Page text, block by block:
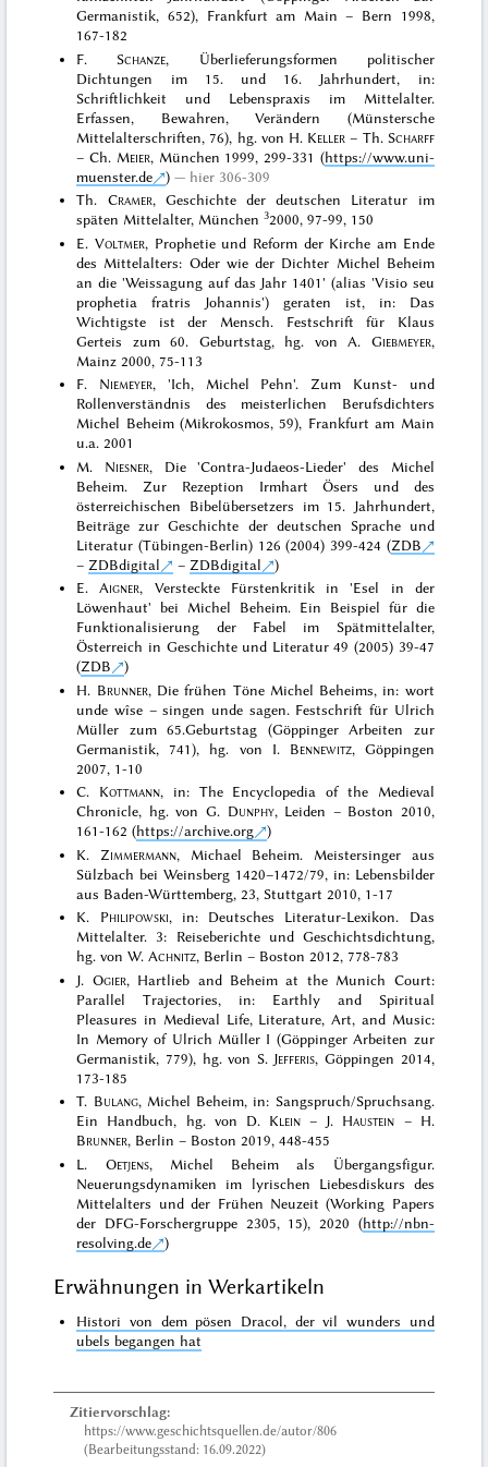
Germanistik, 652), Frankfurt am Main – Bern 1998,
167-182
F. Schanze, Überlieferungsformen politischer
Dichtungen im 15. und 16. Jahrhundert, in:
Schriftlichkeit und Lebenspraxis im Mittelalter.
Erfassen, Bewahren, Verändern (Münstersche
Mittelalterschriften, 76), hg. von H. Keller – Th. Scharff
– Ch. Meier, München 1999, 299-331 (https://www.uni-
muenster.de
)
hier 306-309
Th. Cramer, Geschichte der deutschen Literatur im
späten Mittelalter, München32000, 97-99, 150
E. Voltmer, Prophetie und Reform der Kirche am Ende
des Mittelalters: Oder wie der Dichter Michel Beheim
an die 'Weissagung auf das Jahr 1401' (alias 'Visio seu
prophetia fratris Johannis') geraten ist, in: Das
Wichtigste ist der Mensch. Festschrift für Klaus
Gerteis zum 60. Geburtstag, hg. von A. Giebmeyer,
Mainz 2000, 75-113
F. Niemeyer, 'Ich, Michel Pehn'. Zum Kunst- und
Rollenverständnis des meisterlichen Berufsdichters
Michel Beheim (Mikrokosmos, 59), Frankfurt am Main
u.a. 2001
M. Niesner, Die 'Contra-Judaeos-Lieder' des Michel
Beheim. Zur Rezeption Irmhart Ösers und des
österreichischen Bibelübersetzers im 15. Jahrhundert,
Beiträge zur Geschichte der deutschen Sprache und
Literatur (Tübingen-Berlin) 126 (2004) 399-424 (ZDB
– ZDBdigital – ZDBdigital
)
E.Aigner, Versteckte Fürstenkritik in 'Esel in der
Löwenhaut' bei Michel Beheim. Ein Beispiel für die
Funktionalisierung der Fabel im Spätmittelalter,
Österreich in Geschichte und Literatur 49 (2005) 39-47
(ZDB
)
H. Brunner, Die frühen Töne Michel Beheims, in: wort
unde wîse – singen unde sagen. Festschrift für Ulrich
Müller zum 65.Geburtstag (Göppinger Arbeiten zur
Germanistik, 741), hg. von I. Bennewitz, Göppingen
2007, 1-10
C. Kottmann, in: The Encyclopedia of the Medieval
Chronicle, hg. von G. Dunphy, Leiden – Boston 2010,
161-162 (https://archive.org
)
K. Zimmermann, Michael Beheim. Meistersinger aus
Sülzbach bei Weinsberg 1420–1472/79, in: Lebensbilder
aus Baden-Württemberg, 23, Stuttgart 2010, 1-17
K. Philipowski, in: Deutsches Literatur-Lexikon. Das
Mittelalter. 3: Reiseberichte und Geschichtsdichtung,
hg. von W.Achnitz, Berlin – Boston 2012, 778-783
J. Ogier, Hartlieb and Beheim at the Munich Court:
Parallel Trajectories, in: Earthly and Spiritual
Pleasures in Medieval Life, Literature, Art, and Music:
In Memory of Ulrich Müller I (Göppinger Arbeiten zur
Germanistik, 779), hg. von S. Jefferis, Göppingen 2014,
173-185
T. Bulang, Michel Beheim, in: Sangspruch/Spruchsang.
Ein Handbuch, hg. von D. Klein – J. Haustein – H.
Brunner, Berlin – Boston 2019, 448-455
L. Oetjens, Michel Beheim als Übergangsfigur.
Neuerungsdynamiken im lyrischen Liebesdiskurs des
Mittelalters und der Frühen Neuzeit (Working Papers
der DFG-Forschergruppe 2305, 15), 2020 (http://nbn-
resolving.de
)
Erwähnungen in Werkartikeln
Histori von dem pösen Dracol, der vil wunders und
ubels begangen hat
Zitiervorschlag:
https://www.geschichtsquellen.de/autor/806
(Bearbeitungsstand: 16.09.2022)